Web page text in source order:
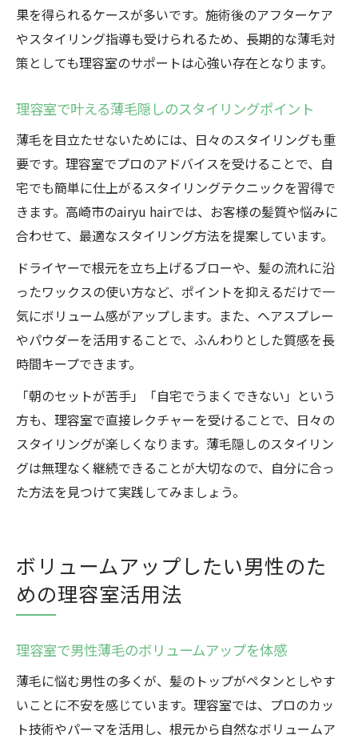
果を得られるケースが多いです。施術後のアフターケア
やスタイリング指導も受けられるため、長期的な薄毛対
策としても理容室のサポートは心強い存在となります。
理容室で叶える薄毛隠しのスタイリングポイント
薄毛を目立たせないためには、日々のスタイリングも重
要です。理容室でプロのアドバイスを受けることで、自
宅でも簡単に仕上がるスタイリングテクニックを習得で
きます。高崎市のairyu hairでは、お客様の髪質や悩みに
合わせて、最適なスタイリング方法を提案しています。
ドライヤーで根元を立ち上げるブローや、髪の流れに沿
ったワックスの使い方など、ポイントを抑えるだけで一
気にボリューム感がアップします。また、ヘアスプレー
やパウダーを活用することで、ふんわりとした質感を長
時間キープできます。
「朝のセットが苦手」「自宅でうまくできない」という
方も、理容室で直接レクチャーを受けることで、日々の
スタイリングが楽しくなります。薄毛隠しのスタイリン
グは無理なく継続できることが大切なので、自分に合っ
た方法を見つけて実践してみましょう。
ボリュームアップしたい男性のた
めの理容室活用法
理容室で男性薄毛のボリュームアップを体感
薄毛に悩む男性の多くが、髪のトップがペタンとしやす
いことに不安を感じています。理容室では、プロのカッ
ト技術やパーマを活用し、根元から自然なボリュームア